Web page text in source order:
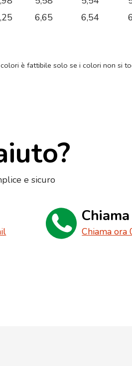
6,65 6,54
è fattibile solo se i colori non si
e sicuro
Chiama
Chiama